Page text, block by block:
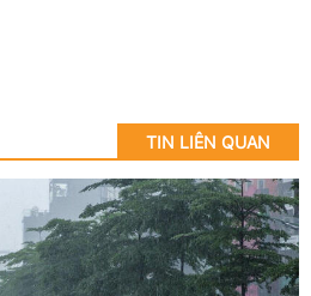
TIN LIÊN QUAN